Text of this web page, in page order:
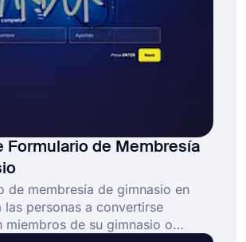
Formulario de Membresía
de membresía de gimnasio en
las personas a convertirse
miembros de su gimnasio o